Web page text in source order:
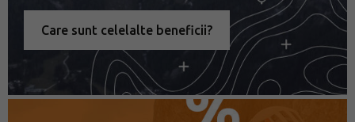
Care sunt celelalte beneficii?